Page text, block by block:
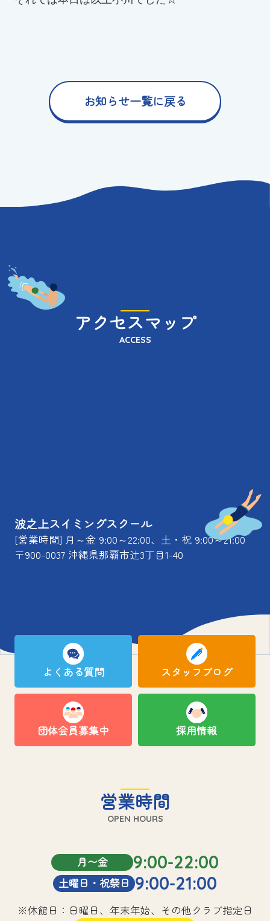
お知らせ一覧に戻る
アクセスマップ
ACCESS
波之上スイミングスクール
[営業時間] 月～金 9:00～22:00、土・祝 9:00～21:00
〒900-0037 沖縄県那覇市辻3丁目1-40
よくある質問 スタッフブログ
団体会員募集中 採用情報
営業時間
OPEN HOURS
月〜金 9:00-22:00
土曜日・祝祭日 9:00-21:00
※休館日：日曜日、年末年始、その他クラブ指定日